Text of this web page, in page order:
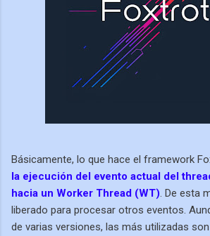
Básicamente, lo que hace el framework
la ejecución del evento actual del
hacia un Worker Thread (WT) . De esta
liberado para procesar otros eventos.
de varias versiones, las más utilizadas